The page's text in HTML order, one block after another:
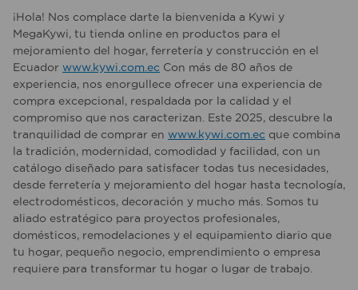
¡Hola! Nos complace darte la bienvenida a Kywi y
MegaKywi, tu tienda online en productos para el
mejoramiento del hogar, ferretería y construcción en el
Ecuador www.kywi.com.ec Con más de 80 años de
experiencia, nos enorgullece ofrecer una experiencia de
compra excepcional, respaldada por la calidad y el
compromiso que nos caracterizan. Este 2025, descubre la
tranquilidad de comprar en www.kywi.com.ec que combina
la tradición, modernidad, comodidad y facilidad, con un
catálogo diseñado para satisfacer todas tus necesidades,
desde ferretería y mejoramiento del hogar hasta tecnología,
electrodomésticos, decoración y mucho más. Somos tu
aliado estratégico para proyectos profesionales,
domésticos, remodelaciones y el equipamiento diario que
tu hogar, pequeño negocio, emprendimiento o empresa
requiere para transformar tu hogar o lugar de trabajo.